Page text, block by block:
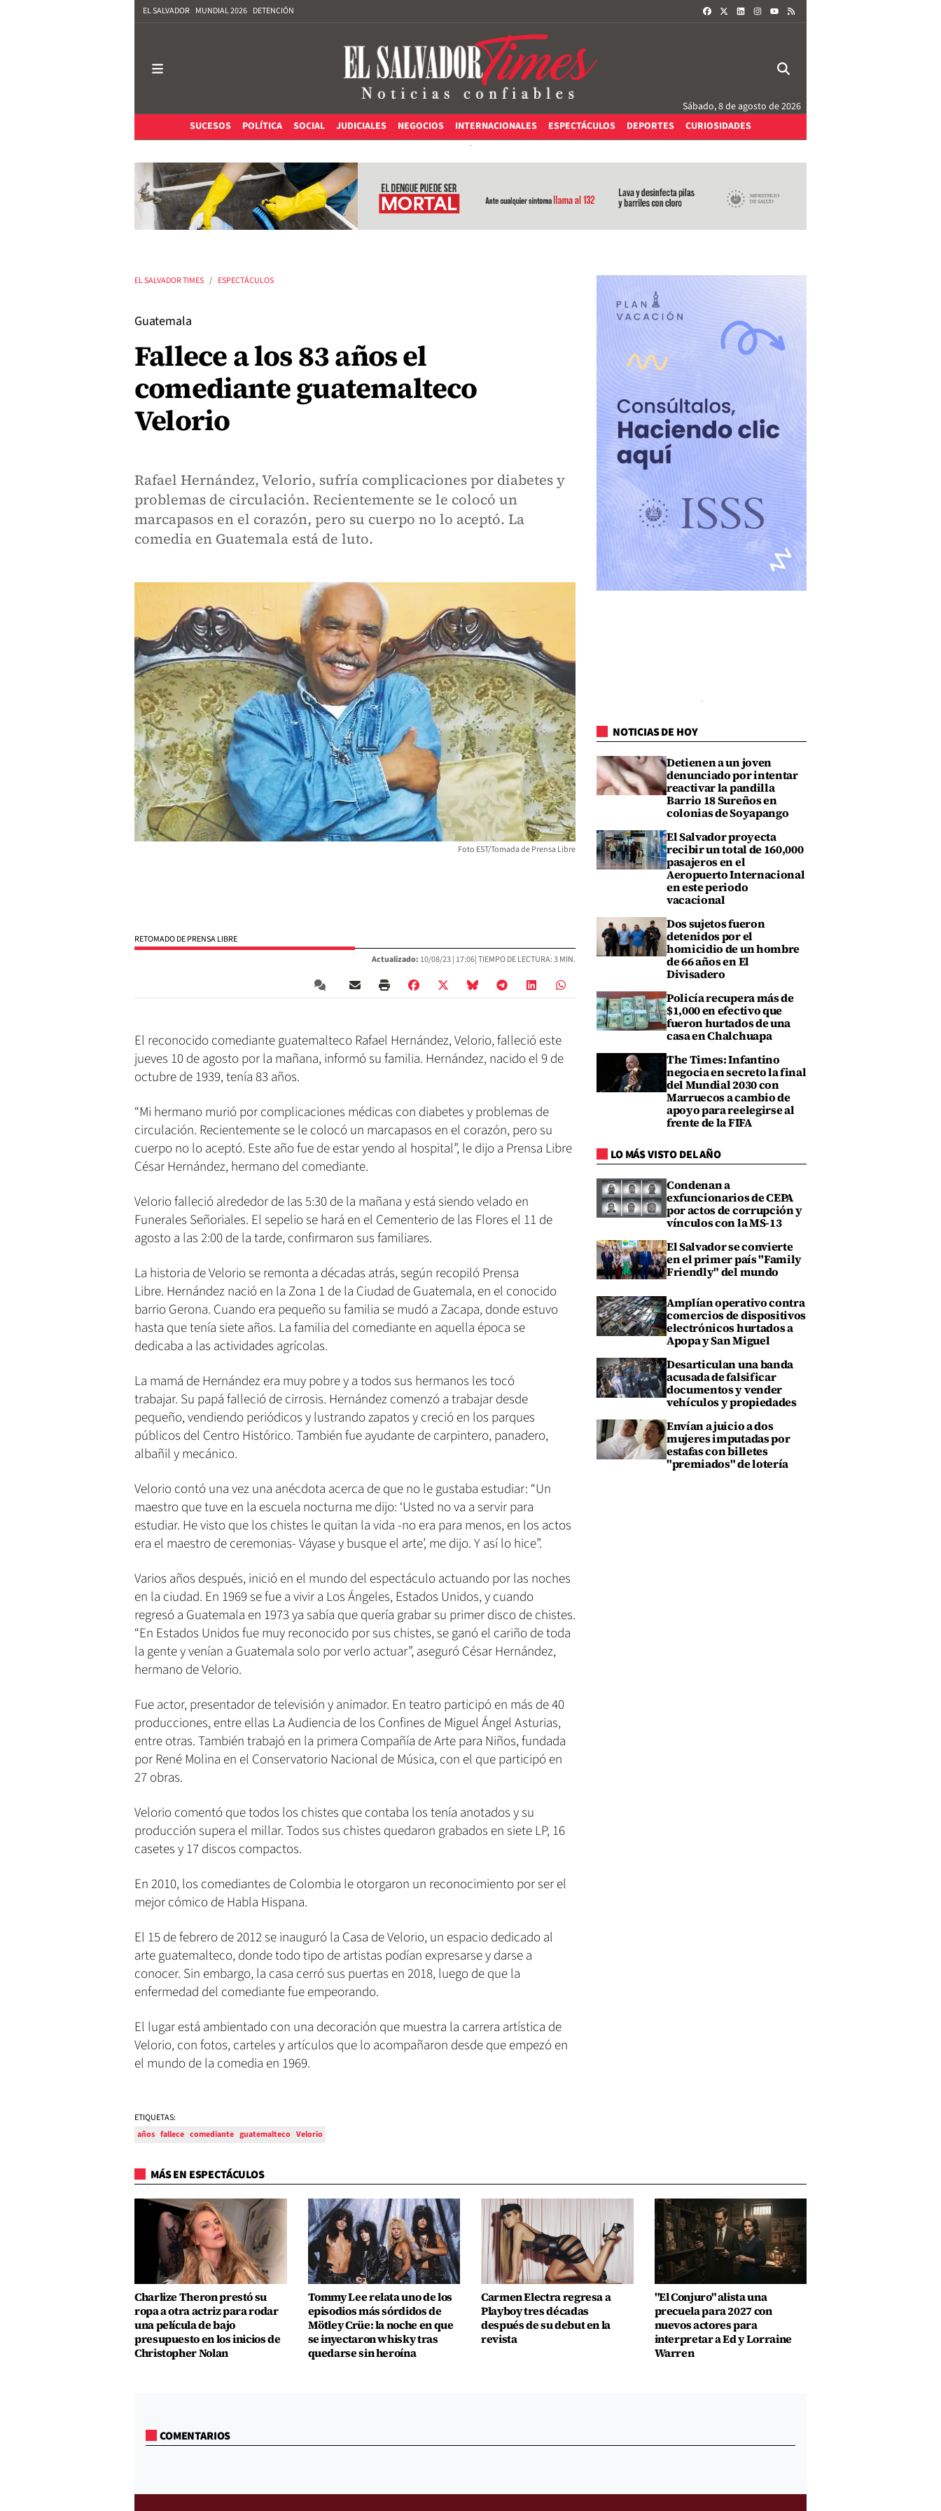
EL SALVADOR MUNDIAL 2026 DETENCIÓN FACEBOOKLINKEDININSTAGRAM
Sábado, 8 de agosto de 2026
SUCESOS
POLÍTICA SOCIAL JUDICIALES NEGOCIOS INTERNACIONALES ESPECTÁCULOS DEPORTES CURIOSIDADES
EL SALVADOR TIMES ESPECTÁCULOS
Guatemala
Fallece a los 83 años el
comediante guatemalteco
Velorio
Rafael Hernández, Velorio, sufría complicaciones por diabetes y
problemas de circulación. Recientemente se le colocó un
marcapasos en el corazón, pero su cuerpo no lo aceptó. La
comedia en Guatemala está de luto.
Foto EST/Tomada de Prensa Libre
RETOMADO DE PRENSA LIBRE
Actualizado: 10/08/23 | 17:06| TIEMPO DE LECTURA: 3 MIN.
El reconocido comediante guatemalteco Rafael Hernández, Velorio, falleció este
jueves 10 de agosto por la mañana, informó su familia. Hernández, nacido el 9 de
octubre de 1939, tenía 83 años.
“Mi hermano murió por complicaciones médicas con diabetes y problemas de
circulación. Recientemente se le colocó un marcapasos en el corazón, pero su
cuerpo no lo aceptó. Este año fue de estar yendo al hospital”, le dijo a Prensa Libre
César Hernández, hermano del comediante.
Velorio falleció alrededor de las 5:30 de la mañana y está siendo velado en
Funerales Señoriales. El sepelio se hará en el Cementerio de las Flores el 11 de
agosto a las 2:00 de la tarde, confirmaron sus familiares.
La historia de Velorio se remonta a décadas atrás, según recopiló Prensa
Libre. Hernández nació en la Zona 1 de la Ciudad de Guatemala, en el conocido
barrio Gerona. Cuando era pequeño su familia se mudó a Zacapa, donde estuvo
hasta que tenía siete años. La familia del comediante en aquella época se
dedicaba a las actividades agrícolas.
La mamá de Hernández era muy pobre y a todos sus hermanos les tocó
trabajar. Su papá falleció de cirrosis. Hernández comenzó a trabajar desde
pequeño, vendiendo periódicos y lustrando zapatos y creció en los parques
públicos del Centro Histórico. También fue ayudante de carpintero, panadero,
albañil y mecánico.
Velorio contó una vez una anécdota acerca de que no le gustaba estudiar: “Un
maestro que tuve en la escuela nocturna me dijo: ‘Usted no va a servir para
estudiar. He visto que los chistes le quitan la vida -no era para menos, en los actos
era el maestro de ceremonias- Váyase y busque el arte’, me dijo. Y así lo hice”.
Varios años después, inició en el mundo del espectáculo actuando por las noches
en la ciudad. En 1969 se fue a vivir a Los Ángeles, Estados Unidos, y cuando
regresó a Guatemala en 1973 ya sabía que quería grabar su primer disco de chistes.
“En Estados Unidos fue muy reconocido por sus chistes, se ganó el cariño de toda
la gente y venían a Guatemala solo por verlo actuar”, aseguró César Hernández,
hermano de Velorio.
Fue actor, presentador de televisión y animador. En teatro participó en más de 40
producciones, entre ellas La Audiencia de los Confines de Miguel Ángel Asturias,
entre otras. También trabajó en la primera Compañía de Arte para Niños, fundada
por René Molina en el Conservatorio Nacional de Música, con el que participó en
27 obras.
Velorio comentó que todos los chistes que contaba los tenía anotados y su
producción supera el millar. Todos sus chistes quedaron grabados en siete LP, 16
casetes y 17 discos compactos.
En 2010, los comediantes de Colombia le otorgaron un reconocimiento por ser el
mejor cómico de Habla Hispana.
El 15 de febrero de 2012 se inauguró la Casa de Velorio, un espacio dedicado al
arte guatemalteco, donde todo tipo de artistas podían expresarse y darse a
conocer. Sin embargo, la casa cerró sus puertas en 2018, luego de que la
enfermedad del comediante fue empeorando.
El lugar está ambientado con una decoración que muestra la carrera artística de
Velorio, con fotos, carteles y artículos que lo acompañaron desde que empezó en
el mundo de la comedia en 1969.
ETIQUETAS:
años fallece comediante guatemalteco Velorio
NOTICIAS DE HOY
Detienen a un joven
denunciado por intentar
reactivar la pandilla
Barrio 18 Sureños en
colonias de Soyapango
El Salvador proyecta
recibir un total de 160,000
pasajeros en el
Aeropuerto Internacional
en este periodo
vacacional
Dos sujetos fueron
detenidos por el
homicidio de un hombre
de 66 años en El
Divisadero
Policía recupera más de
$1,000 en efectivo que
fueron hurtados de una
casa en Chalchuapa
The Times: Infantino
negocia en secreto la final
del Mundial 2030 con
Marruecos a cambio de
apoyo para reelegirse al
frente de la FIFA
LO MÁS VISTO DEL AÑO
Condenan a
exfuncionarios de CEPA
por actos de corrupción y
vínculos con la MS-13
El Salvador se convierte
en el primer país "Family
Friendly" del mundo
Amplían operativo contra
comercios de dispositivos
electrónicos hurtados a
Apopa y San Miguel
Desarticulan una banda
acusada de falsificar
documentos y vender
vehículos y propiedades
Envían a juicio a dos
mujeres imputadas por
estafas con billetes
"premiados" de lotería
MÁS EN ESPECTÁCULOS
Charlize Theron prestó su
ropa a otra actriz para rodar
una película de bajo
presupuesto en los inicios de
Christopher Nolan
Tommy Lee relata uno de los
episodios más sórdidos de
Mötley Crüe: la noche en que
se inyectaron whisky tras
quedarse sin heroína
Carmen Electra regresa a
Playboy tres décadas
después de su debut en la
revista
"El Conjuro" alista una
precuela para 2027 con
nuevos actores para
interpretar a Ed y Lorraine
Warren
COMENTARIOS